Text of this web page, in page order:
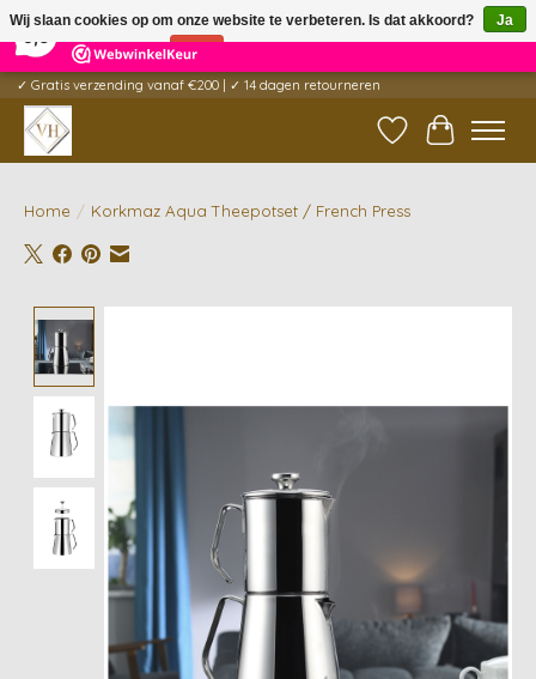
5 Reviews ×
✓ Gratis verzending vanaf €200 | ✓ 14 dagen retourneren
Verlanglijst
Home / Korkmaz Aqua Theepotset / French Press
Wij slaan cookies op om onze website te verbeteren. Is dat akkoord?
Ja
Nee